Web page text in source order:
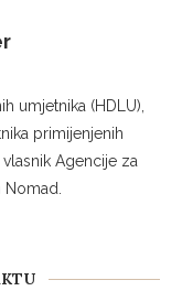
umjetnika (HDLU),
primijenjenih
Agencije za